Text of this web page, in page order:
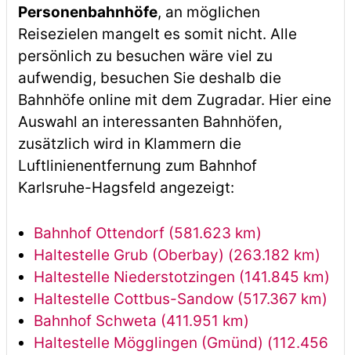
Personenbahnhöfe, an möglichen
Reisezielen mangelt es somit nicht. Alle
persönlich zu besuchen wäre viel zu
aufwendig, besuchen Sie deshalb die
Bahnhöfe online mit dem Zugradar. Hier eine
Auswahl an interessanten Bahnhöfen,
zusätzlich wird in Klammern die
Luftlinienentfernung zum Bahnhof
Karlsruhe-Hagsfeld angezeigt:
Bahnhof Ottendorf (581.623 km)
Haltestelle Grub (Oberbay) (263.182 km)
Haltestelle Niederstotzingen (141.845 km)
Haltestelle Cottbus-Sandow (517.367 km)
Bahnhof Schweta (411.951 km)
Haltestelle Mögglingen (Gmünd) (112.456